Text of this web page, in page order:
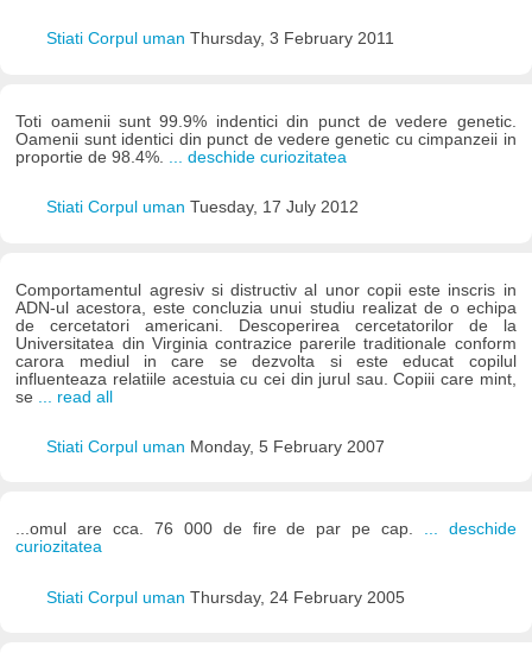
Stiati Corpul uman Thursday, 3 February 2011
Toti oamenii sunt 99.9% indentici din punct de vedere genetic.
Oamenii sunt identici din punct de vedere genetic cu cimpanzeii in
proportie de 98.4%.
... deschide curiozitatea
Stiati Corpul uman Tuesday, 17 July 2012
Comportamentul agresiv si distructiv al unor copii este inscris in
ADN-ul acestora, este concluzia unui studiu realizat de o echipa
de cercetatori americani. Descoperirea cercetatorilor de la
Universitatea din Virginia contrazice parerile traditionale conform
carora mediul in care se dezvolta si este educat copilul
influenteaza relatiile acestuia cu cei din jurul sau. Copiii care mint,
se
... read all
Stiati Corpul uman Monday, 5 February 2007
...omul are cca. 76 000 de fire de par pe cap. ... deschide
curiozitatea
Stiati Corpul uman Thursday, 24 February 2005